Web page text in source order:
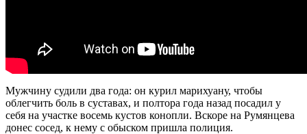
Мужчину судили два года: он курил марихуану, чтобы
облегчить боль в суставах, и полтора года назад посадил у
себя на участке восемь кустов конопли. Вскоре на Румянцева
донес сосед, к нему с обыском пришла полиция.